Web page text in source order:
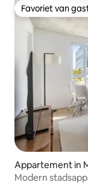
Favoriet van
Favoriet van
Appartement in
Modern